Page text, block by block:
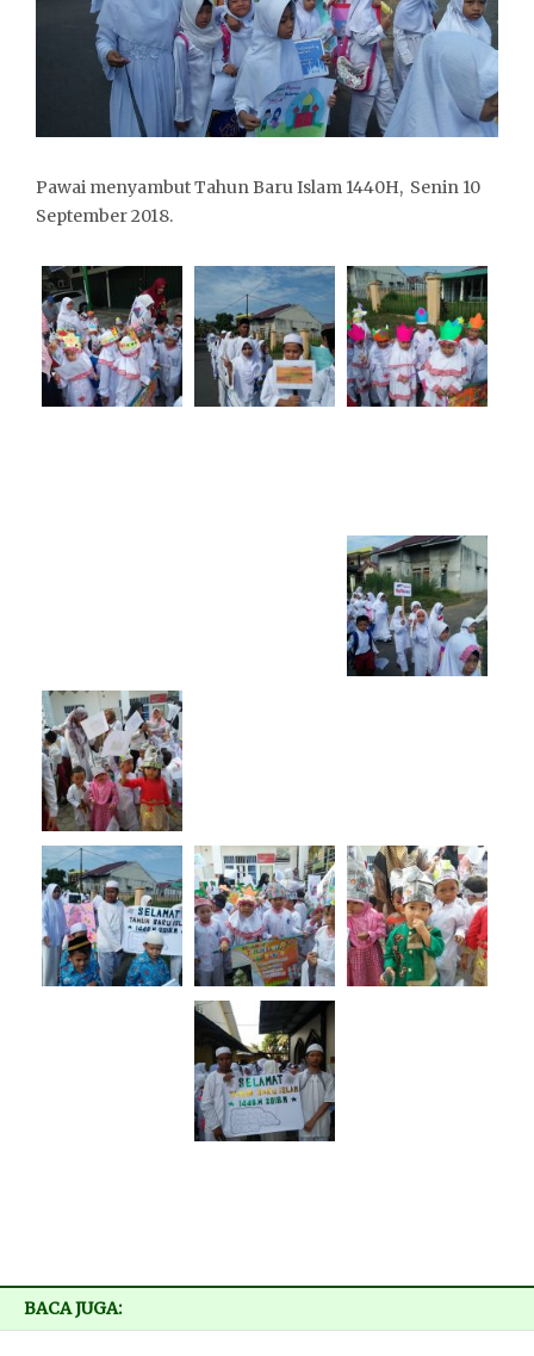
Pawai menyambut Tahun Baru Islam 1440H, Senin 10
September 2018.
BACA JUGA: